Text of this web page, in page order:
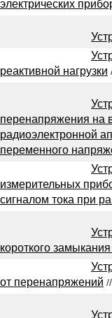
электрических
реактивной нагрузки
перенапряжения на
радиоэлектронной
переменного
измерительных
сигналом тока при
короткого замыкания
от перенапряжений